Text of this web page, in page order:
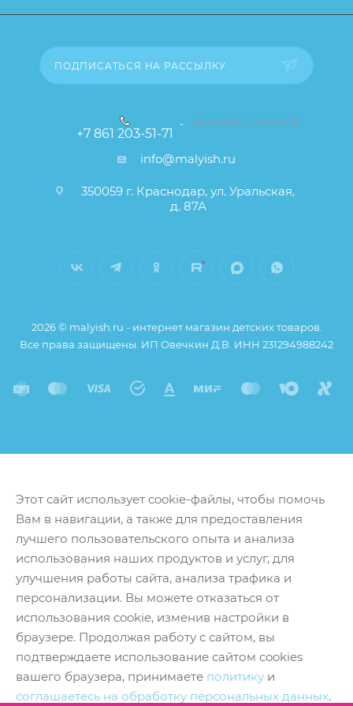
ПОДПИСАТЬСЯ НА РАССЫЛКУ
+7 861 203-51-71
ЗАКАЗАТЬ ЗВОНОК
info@malyish.ru
350059 г. Краснодар, ул. Уральская,
д. 87А
2026 © malyish.ru - интернет магазин детских товаров.
Все права защищены. ИП Овечкин Д.В. ИНН 231294988242
Этот сайт использует cookie-файлы, чтобы помочь
Вам в навигации, а также для предоставления
лучшего пользовательского опыта и анализа
использования наших продуктов и услуг, для
улучшения работы сайта, анализа трафика и
персонализации. Вы можете отказаться от
использования cookie, изменив настройки в
браузере. Продолжая работу с сайтом, вы
подтверждаете использование сайтом cookies
вашего браузера, принимаете политику и
соглашаетесь на обработку персональных данных.